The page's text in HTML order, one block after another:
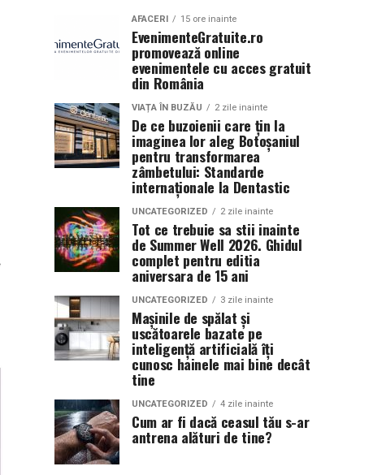
AFACERI 15 ore inainte
EvenimenteGratuite.ro
promovează online
evenimentele cu acces gratuit
din România
VIAȚA ÎN BUZĂU 2 zile inainte
De ce buzoienii care țin la
imaginea lor aleg Botoșaniul
pentru transformarea
zâmbetului: Standarde
internaționale la Dentastic
UNCATEGORIZED 2 zile inainte
Tot ce trebuie sa stii inainte
de Summer Well 2026. Ghidul
complet pentru editia
aniversara de 15 ani
UNCATEGORIZED 3 zile inainte
Mașinile de spălat și
uscătoarele bazate pe
inteligență artificială îți
cunosc hainele mai bine decât
tine
UNCATEGORIZED 4 zile inainte
Cum ar fi dacă ceasul tău s-ar
antrena alături de tine?